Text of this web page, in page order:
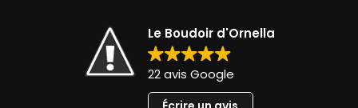
Le Boudoir d'Ornella
22 avis Google